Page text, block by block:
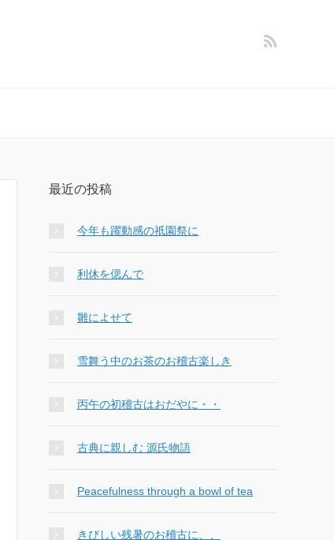
最近の投稿
今年も躍動感の祇園祭に
利休を偲んで
雛によせて
雪舞う中のお茶のお稽古楽しき
丙午の初稽古はおだやに・・
古典に親しむ 源氏物語
Peacefulness through a bowl of tea
きびしい残暑のお稽古に、、